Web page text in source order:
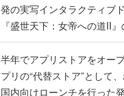
発の実写インタラクティブ
『盛世天下：女帝への道II
うこだわりをプロデューサ
半年でアプリストアをオープン？ ス
プリの“代替ストア”として
国内向けローンチを行った